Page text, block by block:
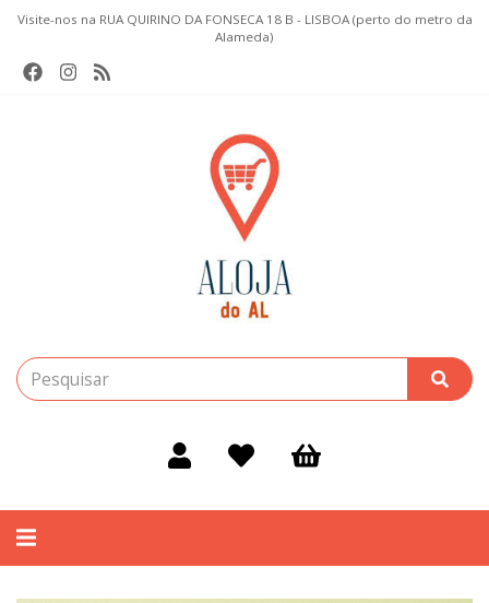
Visite-nos na RUA QUIRINO DA FONSECA 18 B - LISBOA (perto do metro da
Alameda)
Alternar